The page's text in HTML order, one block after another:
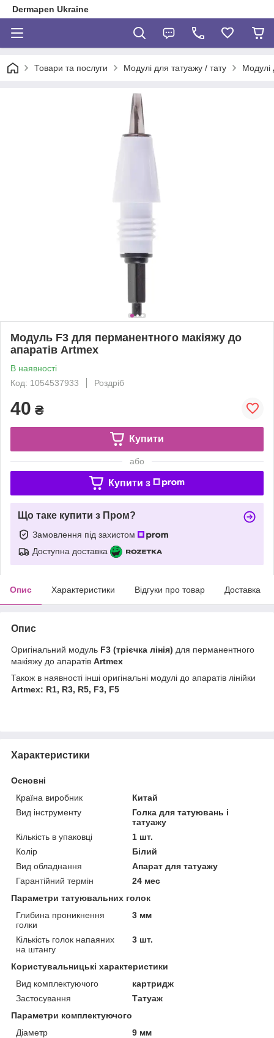
Dermapen Ukraine
Товари та послуги Модулі для татуажу / тату Модулі
Модуль F3 для перманентного макіяжу до
апаратів Artmex
В наявності
Код: 1054537933
Роздріб
40 ₴
Купити
або
Купити з
Що таке купити з Пром?
Замовлення під захистом
Доступна доставка
Опис Характеристики Відгуки про товар Доставка
Опис
Оригінальний модуль F3 (трієчка лінія) для перманентного
макіяжу до апаратів Artmex
Також в наявності інші оригінальні модулі до апаратів лінійки
Artmex: R1, R3, R5, F3, F5
Характеристики
Основні
Країна виробник
Китай
Вид інструменту
Голка для татуювань і
татуажу
Кількість в упаковці
1 шт.
Колір
Білий
Вид обладнання
Апарат для татуажу
Гарантійний термін
24 мес
Параметри татуювальних голок
Глибина проникнення
голки
3 мм
Кількість голок напаяних
на штангу
3 шт.
Користувальницькі характеристики
Вид комплектуючого
картридж
Застосування
Татуаж
Параметри комплектуючого
Діаметр
9 мм